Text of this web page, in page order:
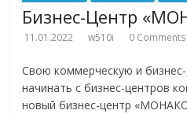
Бизнес-Центр
11.01.2022 w510i 0 Comments
Свою коммерческую и
начинать с бизнес-центров
новый бизнес-центр